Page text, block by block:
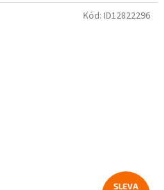
Kód: ID12822296